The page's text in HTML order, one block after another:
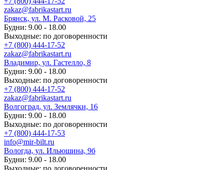
zakaz@fabrikastart.ru
Брянск, ул. М. Расковой, 25
Будни: 9.00 - 18.00
Выходные: по договоренности
+7 (800) 444-17-52
zakaz@fabrikastart.ru
Владимир, ул. Гастелло, 8
Будни: 9.00 - 18.00
Выходные: по договоренности
+7 (800) 444-17-52
zakaz@fabrikastart.ru
Волгоград, ул. Землячки, 16
Будни: 9.00 - 18.00
Выходные: по договоренности
+7 (800) 444-17-53
info@mir-bilt.ru
Вологда, ул. Ильюшина, 9б
Будни: 9.00 - 18.00
Выходные: по договоренности